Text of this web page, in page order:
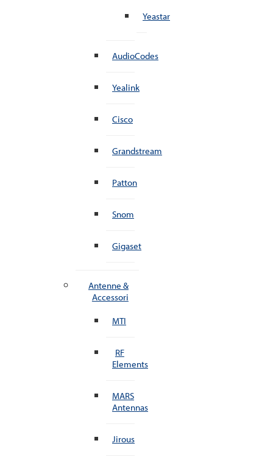
Yeastar
AudioCodes
Yealink
Cisco
Grandstream
Patton
Snom
Gigaset
Antenne &
Accessori
MTI
RF
Elements
MARS
Antennas
Jirous